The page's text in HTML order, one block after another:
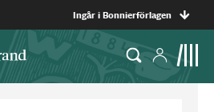
Ingår i Bonnierförlagen